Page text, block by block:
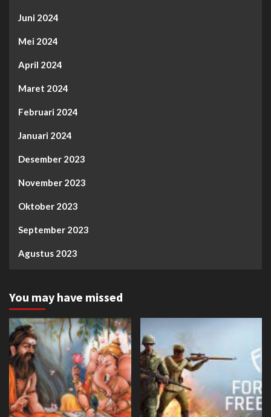
Juni 2024
Mei 2024
April 2024
Maret 2024
Februari 2024
Januari 2024
Desember 2023
November 2023
Oktober 2023
September 2023
Agustus 2023
You may have missed